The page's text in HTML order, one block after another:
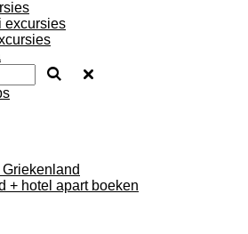
excursies
+ hotel apart boeken